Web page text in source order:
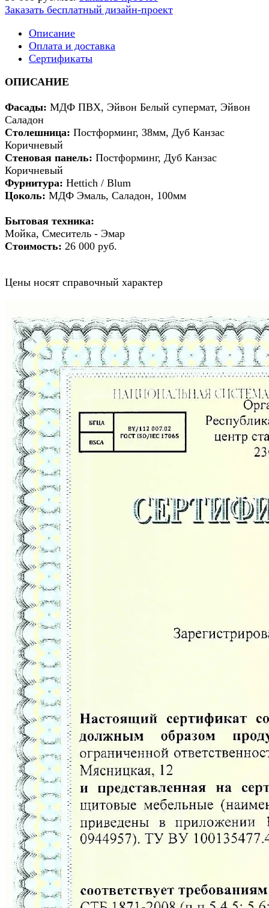
Заказать бесплатный дизайн-проект
Описание
Оплата и доставка
Сертификаты
ОПИСАНИЕ
Фасады: МДФ ПВХ, Эйвон Белый супермат, Эйвон
Саладон
Столешница: Постформинг, 38мм, Дуб Канзас
Коричневый
Стеновая панель: Постформинг, Дуб Канзас
Коричневый
Фурнитура: Hettich / Blum
Цоколь: МДФ Эмаль, Саладон, 100мм
Бытовая техника:
Мойка, Смеситель - Эмар
Стоимость: 26 000 руб.
Цены носят справочный характер